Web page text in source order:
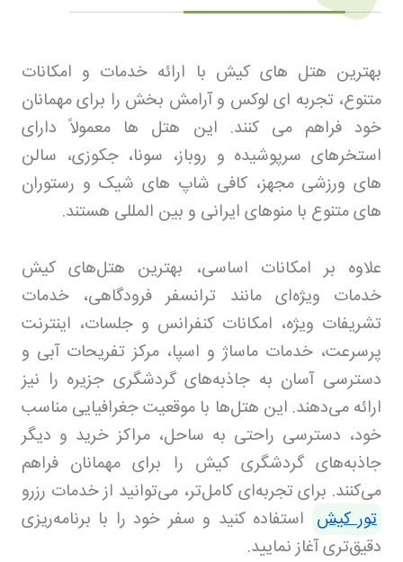
بهترین هتل های کیش با ارائه خدمات و امکانات
متنوع، تجربه ای لوکس و آرامش بخش را برای مهمانان
خود فراهم می کنند. این هتل ها معمولاً دارای
استخرهای سرپوشیده و روباز، سونا، جکوزی، سالن
های ورزشی مجهز، کافی شاپ های شیک و رستوران
های متنوع با منوهای ایرانی و بین المللی هستند.
علاوه بر امکانات اساسی، بهترین هتل‌های کیش
خدمات ویژه‌ای مانند ترانسفر فرودگاهی، خدمات
تشریفات ویژه، امکانات کنفرانس و جلسات، اینترنت
پرسرعت، خدمات ماساژ و اسپا، مرکز تفریحات آبی و
دسترسی آسان به جاذبه‌های گردشگری جزیره را نیز
ارائه می‌دهند. این هتل‌ها با موقعیت جغرافیایی مناسب
خود، دسترسی راحتی به ساحل، مراکز خرید و دیگر
جاذبه‌های گردشگری کیش را برای مهمانان فراهم
می‌کنند. برای تجربه‌ای کامل‌تر، می‌توانید از خدمات رزرو
تور کیش استفاده کنید و سفر خود را با برنامه‌ریزی
دقیق‌تری آغاز نمایید.